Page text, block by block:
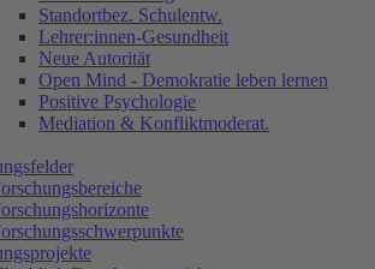
Standortbez. Schulentw.
Lehrer:innen-Gesundheit
Neue Autorität
Open Mind - Demokratie leben lernen
Positive Psychologie
Mediation & Konfliktmoderat.